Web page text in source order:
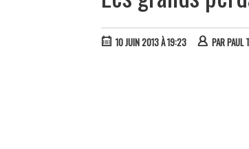
10 JUIN 2013 À 19:23 PARPAUL